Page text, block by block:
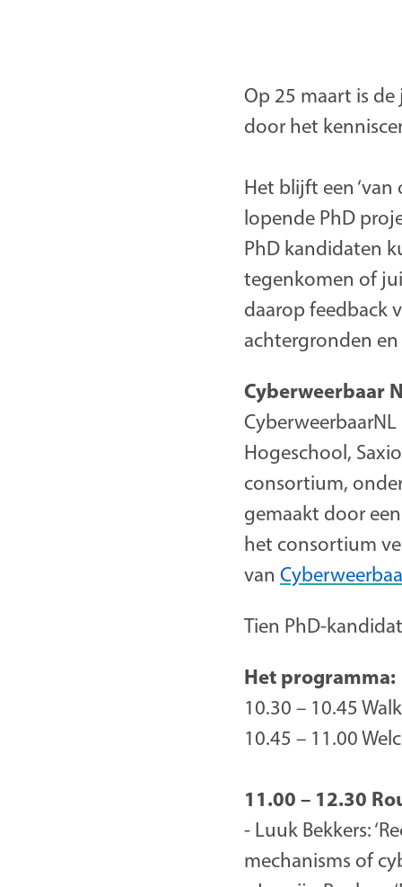
Op 25 maart is
door het
Het blijft een
lopende PhD
PhD kandidaten
tegenkomen of
daarop feedback
achtergronden en
Cyberweerbaar
Hogeschool,
consortium,
gemaakt door
het consortium
van
Tien PhD-
Het programma:
10.30 – 10.45
10.45 – 11.00
11.00 – 12.30
- Luuk Bekkers:
mechanisms of